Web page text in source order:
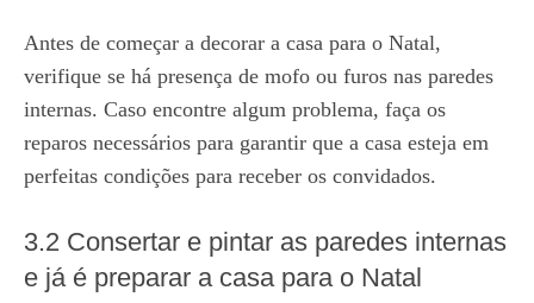
Antes de começar a decorar a casa para o Natal,
verifique se há presença de mofo ou furos nas paredes
internas. Caso encontre algum problema, faça os
reparos necessários para garantir que a casa esteja em
perfeitas condições para receber os convidados.
3.2 Consertar e pintar as paredes internas
e já é preparar a casa para o Natal